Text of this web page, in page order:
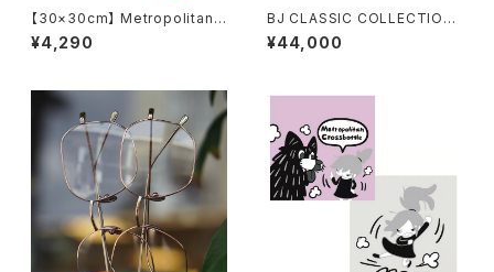
【30×30cm】 Metropolitan
Crossbottle メトロポリタンク
ロスボトル MCB-30-60 / KE
¥4,290
BJ CLASSIC COLLECTION
P-578MP BJクラシック アセテ
ート クラウンパント
¥44,000